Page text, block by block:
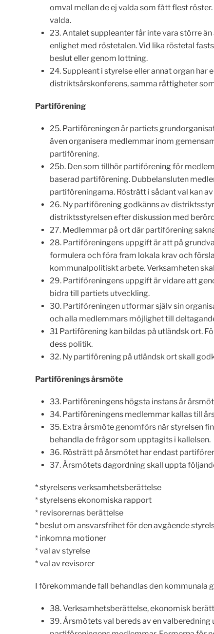
omval mellan de ej valda som fått flest
valda.
23. Antalet suppleanter får inte vara större
enlighet med röstetalen. Vid lika röstetal
beslut eller genom lottning.
24. Suppleant i styrelse eller annat organ
distriktsårskonferens, samma rättigheter
Partiförening
25. Partiföreningen är partiets
även organisera medlemmar inom
partiförening.
25b. Den som tillhör partiförening för
baserad partiförening. Dubbelansluten
partiföreningarna. Rösträtt i sådant val kan
26. Ny partiförening godkänns av
distriktsstyrelsen efter diskussion med
27. Medlemmar på ort där partiförening
28. Partiföreningens uppgift är att på
formulera och föra fram lokala krav och
kommunalpolitiskt arbete. Verksamheten
29. Partiföreningens uppgift är vidare att
bidra till partiets utveckling.
30. Partiföreningen utformar själv sin
och alla medlemmars möjlighet till
31 Partiförening kan bildas på utländsk ort.
dess politik.
32. Ny partiförening på utländsk ort skall
Partiförenings årsmöte
33. Partiföreningens högsta instans är
34. Partiföreningens medlemmar kallas till
35. Extra årsmöte genomförs när styrelsen
behandla de frågor som upptagits i kallelsen.
36. Rösträtt på årsmötet har endast
37. Årsmötets dagordning skall uppta
* styrelsens verksamhetsberättelse
* styrelsens ekonomiska rapport
* revisorernas berättelse
* beslut om ansvarsfrihet för den avgående
* inkomna motioner
* val av styrelse
* val av revisorer
I förekommande fall behandlas den kommunala
38. Verksamhetsberättelse, ekonomisk
39. Årsmötets val bereds av en